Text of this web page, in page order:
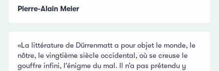
Pierre-Alain Meier
«La littérature de Dürrenmatt a pour objet le monde, le
nôtre, le vingtième siècle occidental, où se creuse le
gouffre infini, l’énigme du mal. Il n’a pas prétendu y